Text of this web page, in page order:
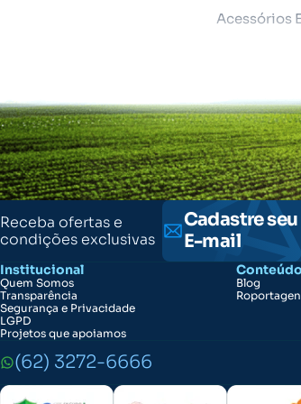
Acessórios
Receba ofertas e
condições exclusivas
Cadastre seu
E-mail
Institucional
Quem Somos
Transparência
Segurança e Privacidade
LGPD
Projetos que apoiamos
Blog
(62) 3272-6666